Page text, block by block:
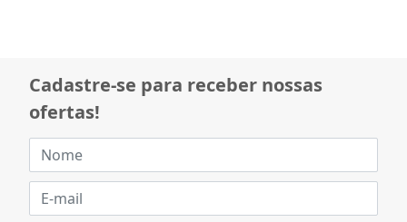
Cadastre-se para receber nossas
ofertas!